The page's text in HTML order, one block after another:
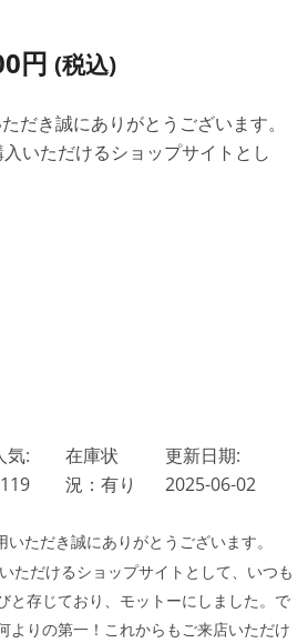
円 (税込)
だき誠にありがとうございます。
いただけるショップサイトとし
気:
在庫状
況：有り
更新日期:
2025-06-02
ただき誠にありがとうございます。
ただけるショップサイトとして、いつも
と存じており、モットーにしました。で
よりの第一！これからもご来店いただけ